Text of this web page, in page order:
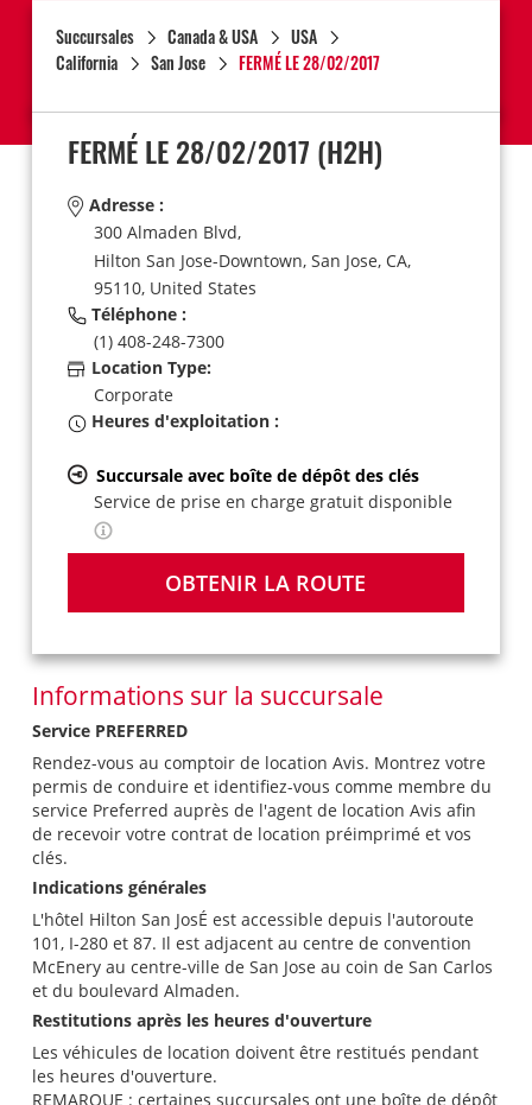
Succursales Canada & USA
USA
California
San Jose FERMÉ LE 28/02/2017
FERMÉ LE 28/02/2017 (H2H)
Adresse :
300 Almaden Blvd,
Hilton San Jose-Downtown, San Jose, CA,
95110, United States
Téléphone :
(1) 408-248-7300
Location Type:
Corporate
Heures d'exploitation :
Succursale avec boîte de dépôt des clés
Service de prise en charge gratuit disponible
OBTENIR LA ROUTE
Informations sur la succursale
Service PREFERRED
Rendez-vous au comptoir de location Avis. Montrez votre
permis de conduire et identifiez-vous comme membre du
service Preferred auprès de l'agent de location Avis afin
de recevoir votre contrat de location préimprimé et vos
clés.
Indications générales
L'hôtel Hilton San JosÉ est accessible depuis l'autoroute
101, I-280 et 87. Il est adjacent au centre de convention
McEnery au centre-ville de San Jose au coin de San Carlos
et du boulevard Almaden.
Restitutions après les heures d'ouverture
Les véhicules de location doivent être restitués pendant
les heures d'ouverture.
REMARQUE : certaines succursales ont une boîte de dépôt